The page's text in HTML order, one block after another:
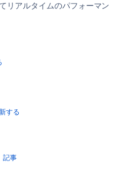
リアルタイムのパフォーマン
する
記事